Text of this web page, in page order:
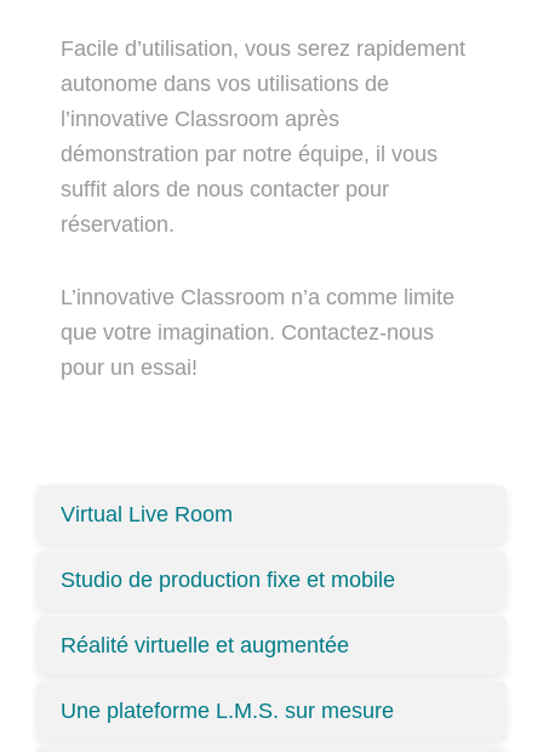
Facile d’utilisation, vous serez rapidement
autonome dans vos utilisations de
l’innovative Classroom après
démonstration par notre équipe, il vous
suffit alors de nous contacter pour
réservation.
L’innovative Classroom n’a comme limite
que votre imagination. Contactez-nous
pour un essai!
Virtual Live Room
Studio de production fixe et mobile
Réalité virtuelle et augmentée
Une plateforme L.M.S. sur mesure